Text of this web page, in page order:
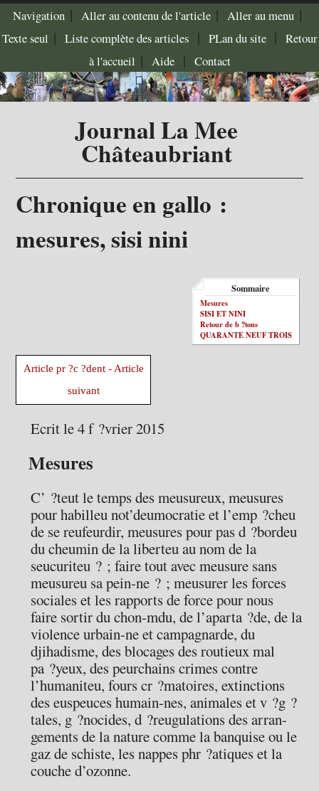
Navigation| Aller au contenu de l'article| Aller au menu|
Texte seul | Liste complète des articles| PLan du site | Retour
à l'accueil | Aide| Contact
Journal La Mee
Châteaubriant
Chronique en gallo :
mesures, sisi nini
Sommaire
Mesures
SISI ET NINI
Retour de b ?tons
QUARANTE NEUF TROIS
Article pr ?c ?dent-Article
suivant
Ecrit le 4 f ?vrier 2015
Mesures
C’ ?teut le temps des meusureux, meusures
pour habilleu not’deumocratie et l’emp ?cheu
de se reufeurdir, meusures pour pas d ?bordeu
du cheumin de la liberteu au nom de la
seucuriteu ? ; faire tout avec meusure sans
meusureu sa pein-ne ? ; meusurer les forces
sociales et les rapports de force pour nous
faire sortir du chon-mdu, de l’aparta ?de, de la
violence urbain-ne et campagnarde, du
djihadisme, des blocages des routieux mal
pa ?yeux, des peurchains crimes contre
l’humaniteu, fours cr ?matoires, extinctions
des euspeuces humain-nes, animales et v ?g ?
tales, g ?nocides, d ?reugulations des arran-
gements de la nature comme la banquise ou le
gaz de schiste, les nappes phr ?atiques et la
couche d’ozonne.